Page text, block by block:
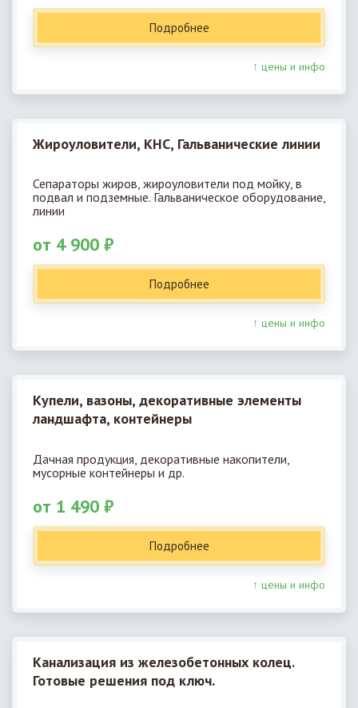
Подробнее
↑ цены и инфо
Жироуловители, КНС, Гальванические линии
Сепараторы жиров, жироуловители под мойку, в
подвал и подземные. Гальваническое оборудование,
линии
от 4 900 ₽
Подробнее
↑ цены и инфо
Купели, вазоны, декоративные элементы
ландшафта, контейнеры
Дачная продукция, декоративные накопители,
мусорные контейнеры и др.
от 1 490 ₽
Подробнее
↑ цены и инфо
Канализация из железобетонных колец.
Готовые решения под ключ.